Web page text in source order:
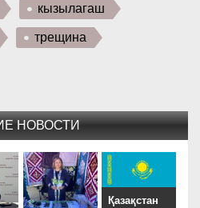
кызылагаш
трещина
НОВОСТИ
Қазақстан